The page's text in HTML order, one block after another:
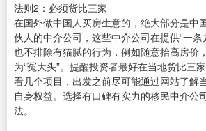
法则2：必须货比三家
在国外做中国人买房生意的，绝大部分是中
伙人的中介公司，这些中介公司在提供“一条
也不排除有猫腻的行为，例如随意抬高房价
为“冤大头”。提醒投资者最好在当地货比三
看几个项目，出发之前尽可能通过网站了解
自身权益。选择有口碑有实力的移民中介公
法。